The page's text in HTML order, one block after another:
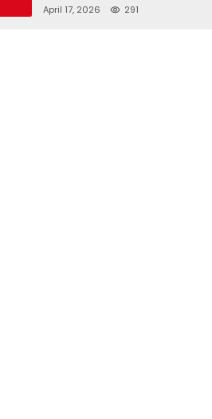
Solusi Motor Otomotif Tanpa
April 17, 2026 291